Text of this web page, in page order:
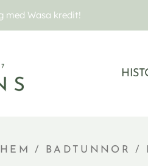
med Wasa kredit!
HEM / BADTUNNOR /
Insats